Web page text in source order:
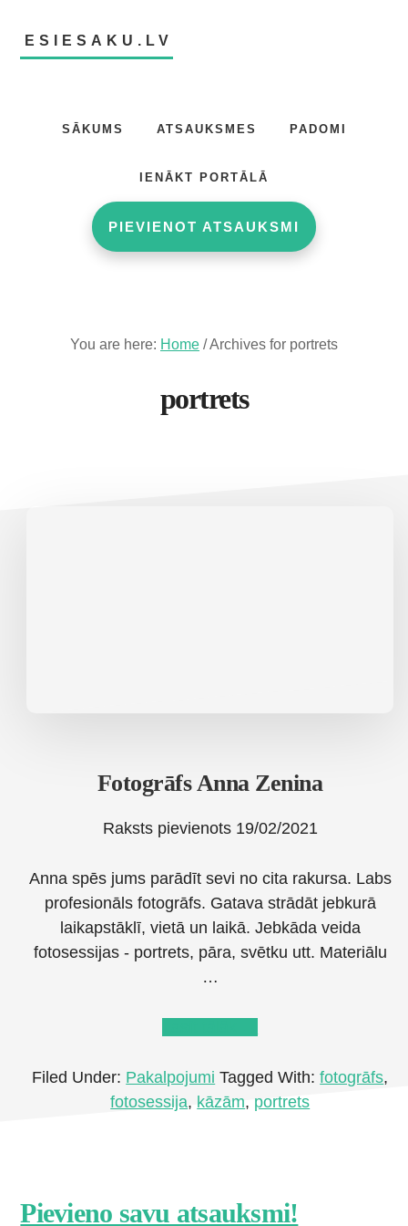
main
footerESIESAKU.LV
SĀKUMS ATSAUKSMES PADOMI
IENĀKT PORTĀLĀ
PIEVIENOT ATSAUKSMI
You are here: Home /Archives for portrets
portrets
Fotogrāfs Anna Zenina
Raksts pievienots 19/02/2021
Anna spēs jums parādīt sevi no cita rakursa. Labs
profesionāls fotogrāfs. Gatava strādāt jebkurā
laikapstāklī, vietā un laikā. Jebkāda veida
fotosessijas - portrets, pāra, svētku utt. Materiālu
…
Anna
Zenina
Filed Under: Pakalpojumi Tagged With:fotogrāfs,
fotosessija, kāzām, portrets
Footer
Pievieno savu atsauksmi!